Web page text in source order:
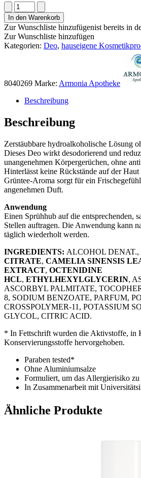
ARMONIA
Deo
Spray
Bioaktiv
Antimikrobiell
Menge
In den Warenkorb
Zur Wunschliste hinzufügenist bereits in
Zur Wunschliste hinzufügen
Kategorien: Deo, hauseigene
8040269 Marke: Armonia Apotheke
Beschreibung
Beschreibung
Zerstäubbare hydroalkoholische Lösung
Dieses Deo wirkt desodorierend und
unangenehmen Körpergerüchen, ohne
Hinterlässt keine Rückstände auf der
Grüntee-Aroma sorgt für ein
angenehmen Duft.
Anwendung​
Einen Sprühhub auf die entsprechenden,
Stellen auftragen. Die Anwendung kann
täglich wiederholt werden.
​INGREDIENTS: ALCOHOL
CITRATE, CAMELIA SINENSIS
EXTRACT, OCTENIDINE
HCL, ETHYLHEXYLGLYCERIN,
ASCORBYL PALMITATE,
8, SODIUM BENZOATE, PARFUM,
CROSSPOLYMER-11, POTASSIUM
GLYCOL, CITRIC ACID.
* In Fettschrift wurden die Aktivstoffe, in
Konservierungsstoffe hervorgehoben.
​Paraben tested*
Ohne Aluminiumsalze
Formuliert, um das Allergierisiko
In Zusammenarbeit mit
Nickel < 0,0001% (1ppm)
*Parabene < 0,0001% (1ppm)
Ähnliche Produkte